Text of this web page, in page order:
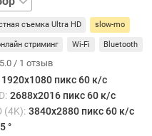
ниже)
«slo-
съемка Ultra HD slow-mo
стриминг Wi-Fi Bluetooth
5.0 / 1 отзыв
1920x1080 пикс 60 к/с
2688x2016 пикс 60 к/с
(4K): 3840x2880 пикс 60 к/с
°